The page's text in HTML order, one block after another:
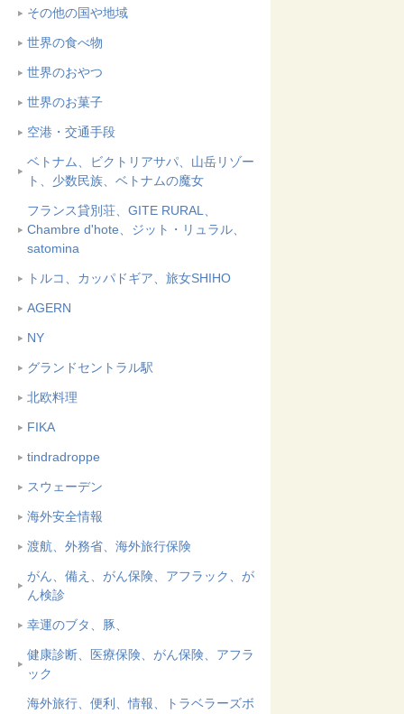
その他の国や地域
世界の食べ物
世界のおやつ
世界のお菓子
空港・交通手段
ベトナム、ビクトリアサパ、山岳リゾー
ト、少数民族、ベトナムの魔女
フランス貸別荘、GITE RURAL、
Chambre d'hote、ジット・リュラル、
satomina
トルコ、カッパドギア、旅女SHIHO
AGERN
NY
グランドセントラル駅
北欧料理
FIKA
tindradroppe
スウェーデン
海外安全情報
渡航、外務省、海外旅行保険
がん、備え、がん保険、アフラック、が
ん検診
幸運のブタ、豚、
健康診断、医療保険、がん保険、アフラ
ック
海外旅行、便利、情報、トラベラーズボ